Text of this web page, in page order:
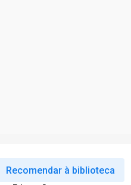
Recomendar à biblioteca